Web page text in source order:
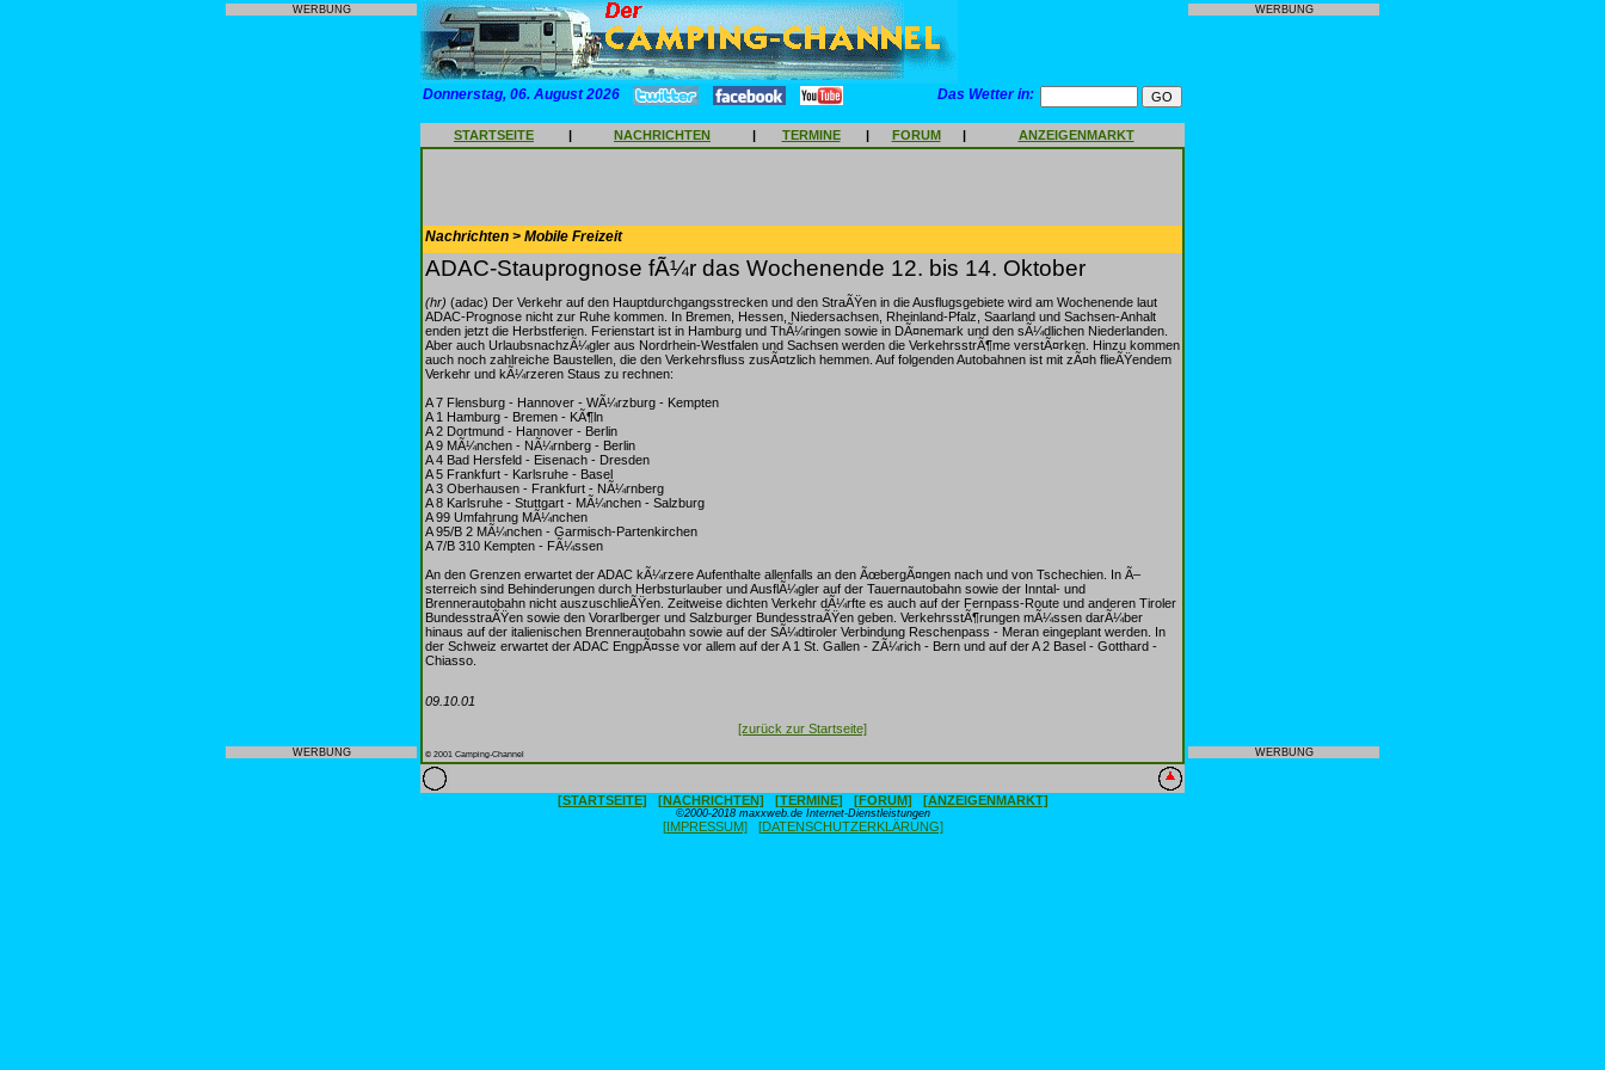
WERBUNG
WERBUNG
Donnerstag, 06. August 2026 Das Wetter in:
STARTSEITE | NACHRICHTEN | TERMINE | FORUM | ANZEIGENMARKT
Nachrichten > Mobile Freizeit
ADAC-Stauprognose fÃ¼r das Wochenende 12. bis 14. Oktober
(hr) (adac) Der Verkehr auf den Hauptdurchgangsstrecken und den StraÃŸen in die Ausflugsgebiete wird am Wochenende laut
ADAC-Prognose nicht zur Ruhe kommen. In Bremen, Hessen, Niedersachsen, Rheinland-Pfalz, Saarland und Sachsen-Anhalt
enden jetzt die Herbstferien. Ferienstart ist in Hamburg und ThÃ¼ringen sowie in DÃ¤nemark und den sÃ¼dlichen Niederlanden.
Aber auch UrlaubsnachzÃ¼gler aus Nordrhein-Westfalen und Sachsen werden die VerkehrsstrÃ¶me verstÃ¤rken. Hinzu kommen
auch noch zahlreiche Baustellen, die den Verkehrsfluss zusÃ¤tzlich hemmen. Auf folgenden Autobahnen ist mit zÃ¤h flieÃŸendem
Verkehr und kÃ¼rzeren Staus zu rechnen:
A 7 Flensburg - Hannover - WÃ¼rzburg - Kempten
A 1 Hamburg - Bremen - KÃ¶ln
A 2 Dortmund - Hannover - Berlin
A 9 MÃ¼nchen - NÃ¼rnberg - Berlin
A 4 Bad Hersfeld - Eisenach - Dresden
A 5 Frankfurt - Karlsruhe - Basel
A 3 Oberhausen - Frankfurt - NÃ¼rnberg
A 8 Karlsruhe - Stuttgart - MÃ¼nchen - Salzburg
A 99 Umfahrung MÃ¼nchen
A 95/B 2 MÃ¼nchen - Garmisch-Partenkirchen
A 7/B 310 Kempten - FÃ¼ssen
An den Grenzen erwartet der ADAC kÃ¼rzere Aufenthalte allenfalls an den ÃœbergÃ¤ngen nach und von Tschechien. In Ã–
sterreich sind Behinderungen durch Herbsturlauber und AusflÃ¼gler auf der Tauernautobahn sowie der Inntal- und
Brennerautobahn nicht auszuschlieÃŸen. Zeitweise dichten Verkehr dÃ¼rfte es auch auf der Fernpass-Route und anderen Tiroler
BundesstraÃŸen sowie den Vorarlberger und Salzburger BundesstraÃŸen geben. VerkehrsstÃ¶rungen mÃ¼ssen darÃ¼ber
hinaus auf der italienischen Brennerautobahn sowie auf der SÃ¼dtiroler Verbindung Reschenpass - Meran eingeplant werden. In
der Schweiz erwartet der ADAC EngpÃ¤sse vor allem auf der A 1 St. Gallen - ZÃ¼rich - Bern und auf der A 2 Basel - Gotthard -
Chiasso.
09.10.01
[zurück zur Startseite]
© 2001 Camping-Channel
[STARTSEITE] [NACHRICHTEN] [TERMINE] [FORUM] [ANZEIGENMARKT]
©2000-2018 maxxweb.de Internet-Dienstleistungen
[IMPRESSUM] [DATENSCHUTZERKLÄRUNG]
WERBUNG
WERBUNG